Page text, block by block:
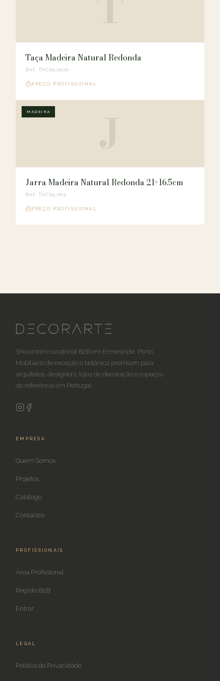
Taça Madeira Natural Redonda
Ref. TAC05.0020
PREÇO PROFISSIONAL
MADEIRA
Jarra Madeira Natural Redonda 21×16.5cm
Ref. TAC05.003
PREÇO PROFISSIONAL
Showroom curatorial B2B em Ermesinde, Porto.
Mobiliário de exceção e botânica premium para
arquitetos, designers, lojas de decoração e espaços
de referência em Portugal.
EMPRESA
Quem Somos
Projetos
Catálogo
Contactos
PROFISSIONAIS
Área Profissional
Registo B2B
Entrar
LEGAL
Política de Privacidade